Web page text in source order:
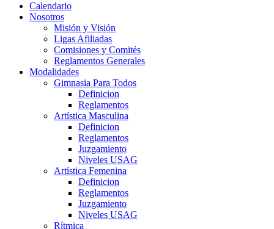
Calendario
Nosotros
Misión y Visión
Ligas Afiliadas
Comisiones y Comités
Reglamentos Generales
Modalidades
Gimnasia Para Todos
Definicion
Reglamentos
Artística Masculina
Definicion
Reglamentos
Juzgamiento
Niveles USAG
Artística Femenina
Definicion
Reglamentos
Juzgamiento
Niveles USAG
Rítmica